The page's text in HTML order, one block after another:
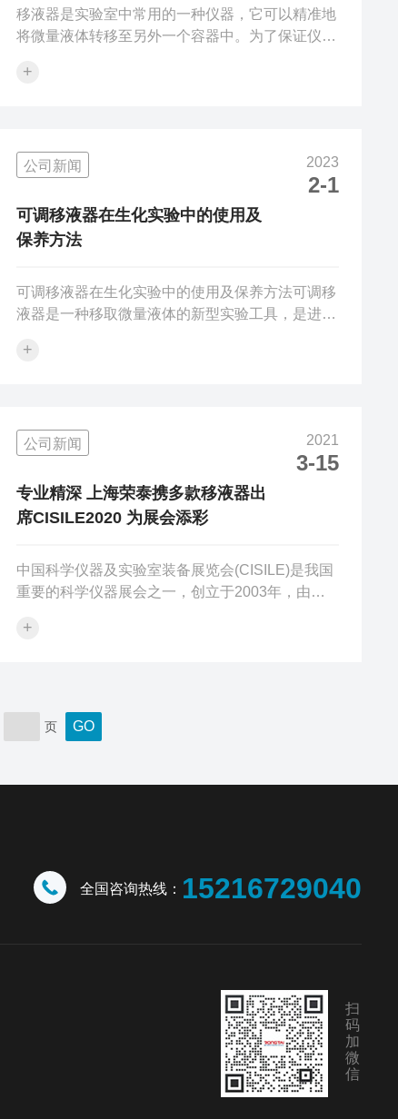
移液器是实验室中常用的一种仪器，它可以精准地
将微量液体转移至另外一个容器中。为了保证仪器
障排除。一、维护保养1.定期清洗：移液器在使用
清洗时需要将吸头拆下，用洗涤剂或者去离子水清
洗，然后再用酒精或者其他消毒液消毒。2.定期校
准：仪器的准确性和精度会随着使用次数的增加而
下降，因此需定期检查和校准。一般来说...
+
公司新闻 2023
2-1
可调移液器在生化实验中的使用及
保养方法
可调移液器在生化实验中的使用及保养方法可调移
液器是一种移取微量液体的新型实验工具，是进行
具。其基本原理是活塞通过弹簧的伸缩运动来实现
簧的这个特点来操作，就可以很好地控制移液的速
度和力量。可调移液器在生化实验中大量地使用，
它们主要用于多次重复的快速定量移液，可以只用
一只手操作，十分方便。移液的准确度(即容量...
+
公司新闻 2021
3-15
专业精深 上海荣泰携多款移液器出
席CISILE2020 为展会添彩
中国科学仪器及实验室装备展览会(CISILE)是我国
重要的科学仪器展会之一，创立于2003年，由中
流、科学仪器的成果转化，推动我国科学仪器的产
2020年12月8日，CISILE2020在北京·国家会议中
心拉开大幕，数百家国内外企业汇聚北京，共话仪
验分析仪器、实验...
+
页
全国咨询热线： 15216729040
扫
码
加
微
信